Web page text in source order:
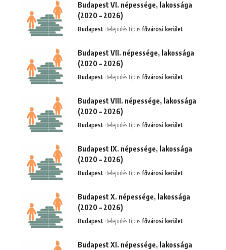
Budapest VI. népessége, lakossága
(2020 – 2026)
Budapest Település típus:fővárosi kerület
Budapest VII. népessége, lakossága
(2020 – 2026)
Budapest Település típus:fővárosi kerület
Budapest VIII. népessége, lakossága
(2020 – 2026)
Budapest Település típus:fővárosi kerület
Budapest IX. népessége, lakossága
(2020 – 2026)
Budapest Település típus:fővárosi kerület
Budapest X. népessége, lakossága
(2020 – 2026)
Budapest Település típus:fővárosi kerület
Budapest XI. népessége, lakossága